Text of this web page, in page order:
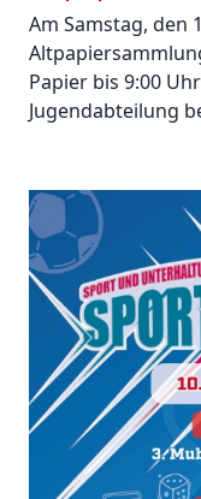
Am Samstag, den
Papier bis 9:00
Jugendabteilung